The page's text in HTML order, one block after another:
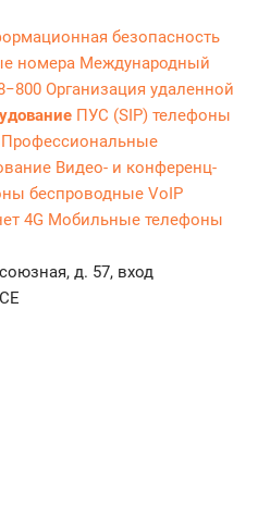
безопасность
номера Международный
Организация удаленной
ПУС (SIP) телефоны
Профессиональные
Видео- и конференц-
беспроводные VoIP
4G Мобильные телефоны
д. 57, вход